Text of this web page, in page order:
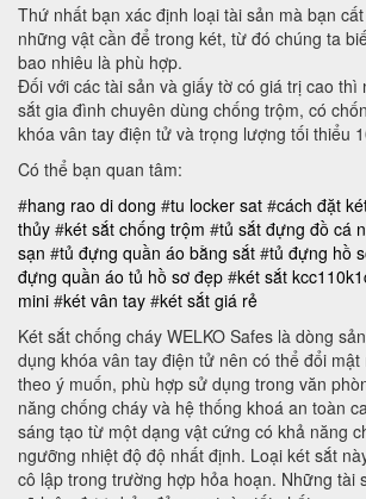
Thứ nhất bạn xác định loại tài sản mà bạn
những vật cần để trong két, từ đó chúng ta
bao nhiêu là phù hợp.
Đối với các tài sản và giấy tờ có giá trị cao thì
sắt gia đình chuyên dùng chống trộm, có
khóa vân tay điện tử và trọng lượng tối thiểu
Có thể bạn quan tâm:
#hang rao di dong #tu locker sat #cách đặt
thủy #két sắt chống trộm #tủ sắt đựng đồ cá
sạn #tủ đựng quần áo bằng sắt #tủ đựng hồ
đựng quần áo tủ hồ sơ đẹp #két sắt
mini #két vân tay #két sắt giá rẻ
Két sắt chống cháy WELKO Safes là dòng
dụng khóa vân tay điện tử nên có thể đổi
theo ý muốn, phù hợp sử dụng trong văn
năng chống cháy và hệ thống khoá an toàn
sáng tạo từ một dạng vật cứng có khả năng
ngưỡng nhiệt độ độ nhất định. Loại két sắt
cô lập trong trường hợp hỏa hoạn. Những tài